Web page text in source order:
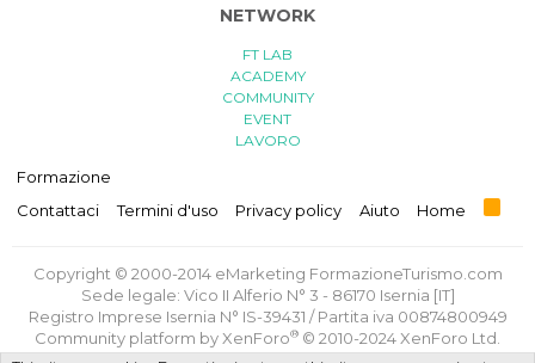
NETWORK
FT LAB
ACADEMY
COMMUNITY
EVENT
LAVORO
Formazione
Contattaci
Termini d'uso Privacy policy Aiuto Home
R
S
Copyright © 2000-2014 eMarketing FormazioneTurismo.com
Sede legale: Vico II Alferio N° 3 - 86170 Isernia [IT]
Registro Imprese Isernia N° IS-39431 / Partita iva 00874800949
Community platform by XenForo® © 2010-2024 XenForo Ltd.